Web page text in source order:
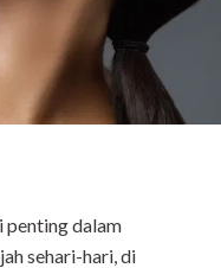
penting dalam
sehari-hari, di